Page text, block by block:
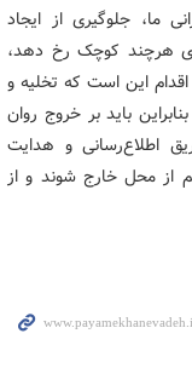
ما، جلوگیری از ایجاد
هرچند کوچک رخ دهد،
این است که تخلیه و
باید بر خروج روان
اطلاع‌رسانی و هدایت
از محل خارج شوند و از